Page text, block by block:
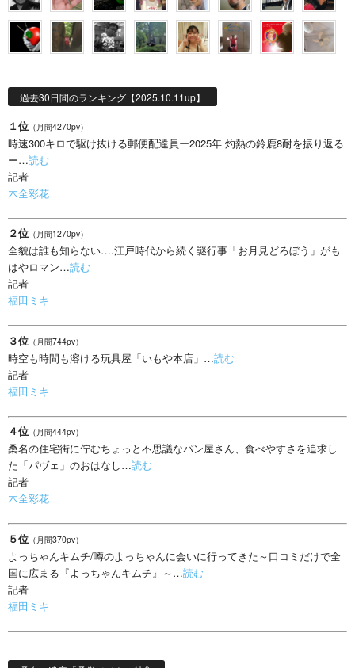
過去30日間のランキング【2025.10.11up】
１位 （月間4270pv）
時速300キロで駆け抜ける郵便配達員ー2025年 灼熱の鈴鹿8耐を振り返る
ー…読む
記者
木全彩花
２位 （月間1270pv）
全貌は誰も知らない….江戸時代から続く謎行事「お月見どろぼう」がも
はやロマン…読む
記者
福田ミキ
３位 （月間744pv）
時空も時間も溶ける玩具屋「いもや本店」…読む
記者
福田ミキ
４位 （月間444pv）
桑名の住宅街に佇むちょっと不思議なパン屋さん、食べやすさを追求し
た「パヴェ」のおはなし…読む
記者
木全彩花
５位 （月間370pv）
よっちゃんキムチ/噂のよっちゃんに会いに行ってきた～口コミだけで全
国に広まる『よっちゃんキムチ』～…読む
記者
福田ミキ